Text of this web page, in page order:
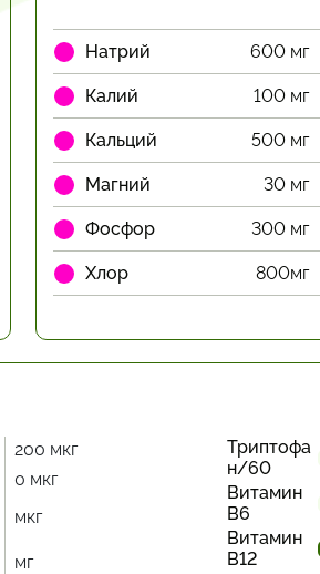
Натрий 600 мг
Калий 100 мг
Кальций 500 мг
Магний 30 мг
Фосфор 300 мг
Хлор 800мг
200 мкг
0 мкг
мкг
мг
Триптофа
н/60
Витамин
В6
Витамин
В12